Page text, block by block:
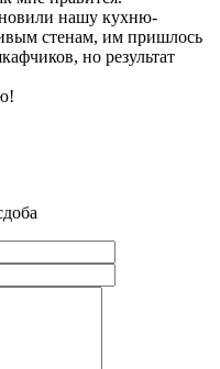
нашу кухню-
стенам, им пришлось
но результат